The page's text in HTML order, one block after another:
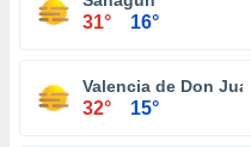
31° 16°
Valencia de Don Juan
32° 15°